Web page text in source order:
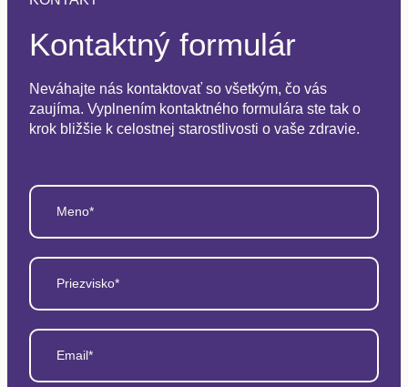
Kontaktný formulár
Neváhajte nás kontaktovať so všetkým, čo vás
zaujíma. Vyplnením kontaktného formulára ste tak o
krok bližšie k celostnej starostlivosti o vaše zdravie.
Meno*
Priezvisko*
Email*